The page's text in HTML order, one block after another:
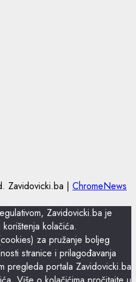
Zavidovicki.ba | ChromeNews
Zavidovicki.ba je
kolačića.
za pružanje boljeg
stranice i prilagođavanja
pregleda portala Zavidovicki.ba